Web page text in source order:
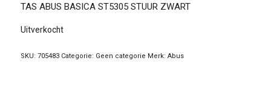
TAS ABUS BASICA ST5305 STUUR ZWART
Uitverkocht
SKU: 705483 Categorie: Geen categorie Merk: Abus